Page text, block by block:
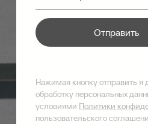
Отправить
Нажимая кнопку отправить я
обработку персональных
условиями Политики
пользовательского